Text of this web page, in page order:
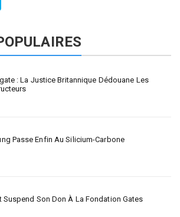
: La Justice Britannique Dédouane Les
Passe Enfin Au Silicium-Carbone
Suspend Son Don À La Fondation Gates